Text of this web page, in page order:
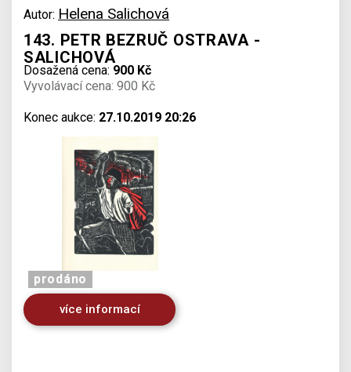
Autor: Helena Salichová
143. PETR BEZRUČ OSTRAVA -
SALICHOVÁ
Dosažená cena: 900 Kč
Vyvolávací cena: 900 Kč
Konec aukce: 27.10.2019 20:26
prodáno
více informací